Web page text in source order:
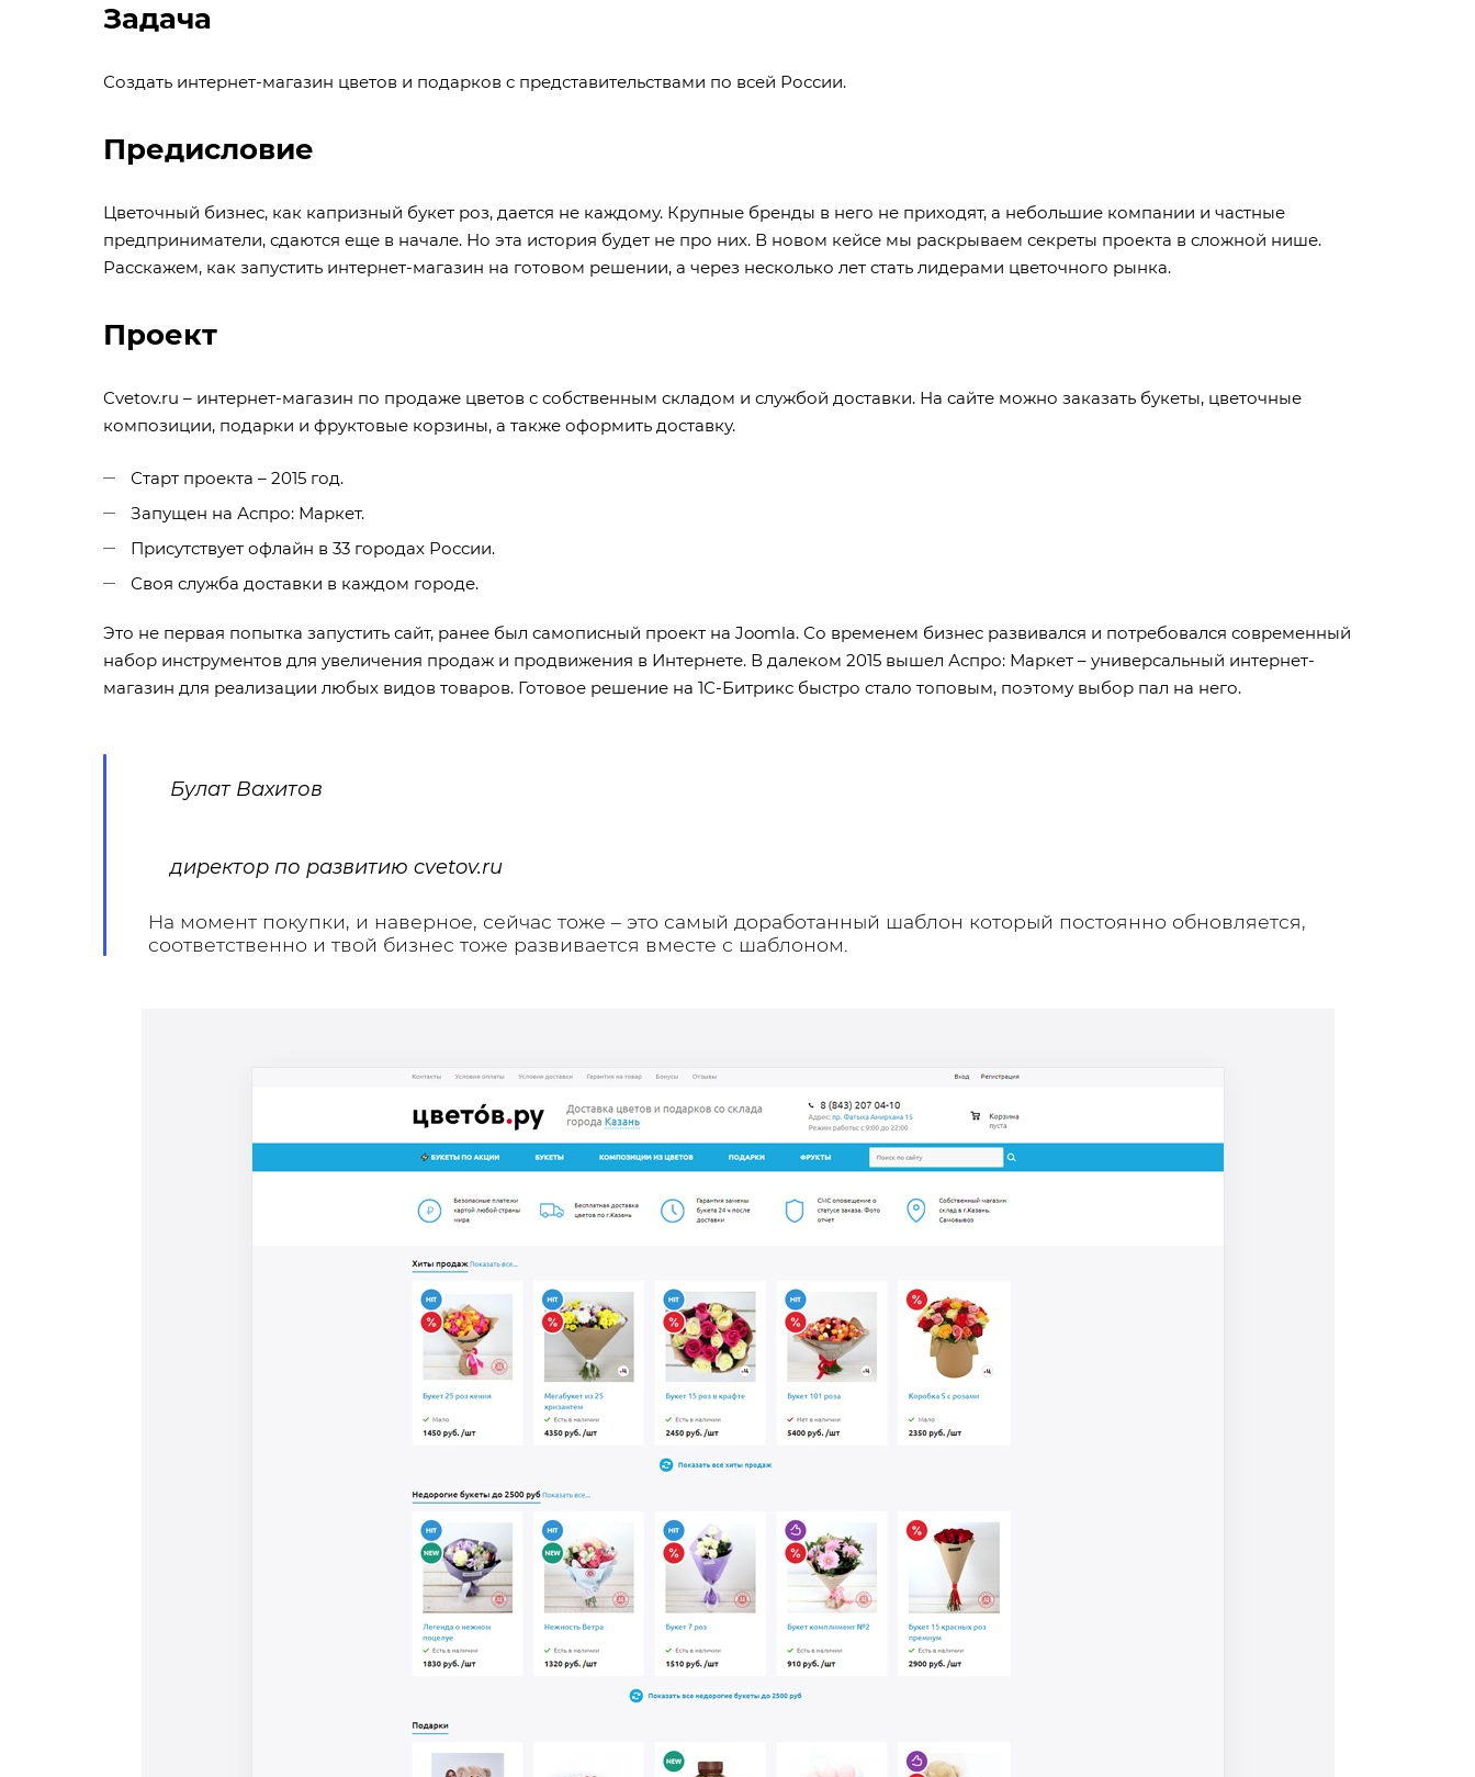
Задача
Создать интернет-магазин цветов и подарков с представительствами по всей России.
Предисловие
Цветочный бизнес, как капризный букет роз, дается не каждому. Крупные бренды в него не приходят, а небольшие компании и частные
предприниматели, сдаются еще в начале. Но эта история будет не про них. В новом кейсе мы раскрываем секреты проекта в сложной нише.
Расскажем, как запустить интернет-магазин на готовом решении, а через несколько лет стать лидерами цветочного рынка.
Проект
Cvetov.ru – интернет-магазин по продаже цветов с собственным складом и службой доставки. На сайте можно заказать букеты, цветочные
композиции, подарки и фруктовые корзины, а также оформить доставку.
Старт проекта – 2015 год.
Запущен на Аспро: Маркет.
Присутствует офлайн в 33 городах России.
Своя служба доставки в каждом городе.
Это не первая попытка запустить сайт, ранее был самописный проект на Joomla. Со временем бизнес развивался и потребовался современный
набор инструментов для увеличения продаж и продвижения в Интернете. В далеком 2015 вышел Аспро: Маркет – универсальный интернет-
магазин для реализации любых видов товаров. Готовое решение на 1С-Битрикс быстро стало топовым, поэтому выбор пал на него.
Булат Вахитов
директор по развитию cvetov.ru
На момент покупки, и наверное, сейчас тоже – это самый доработанный шаблон который постоянно обновляется,
соответственно и твой бизнес тоже развивается вместе с шаблоном.